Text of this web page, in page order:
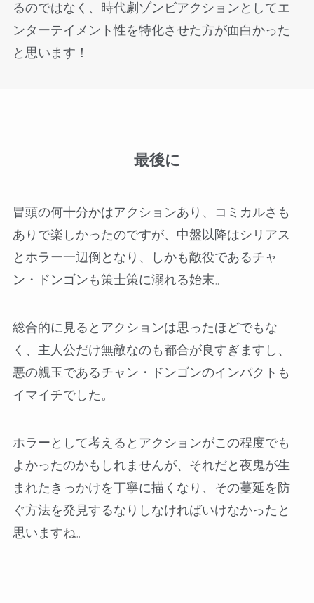
るのではなく、時代劇ゾンビアクションとしてエ
ンターテイメント性を特化させた方が面白かった
と思います！
最後に
冒頭の何十分かはアクションあり、コミカルさも
ありで楽しかったのですが、中盤以降はシリアス
とホラー一辺倒となり、しかも敵役であるチャ
ン・ドンゴンも策士策に溺れる始末。
総合的に見るとアクションは思ったほどでもな
く、主人公だけ無敵なのも都合が良すぎますし、
悪の親玉であるチャン・ドンゴンのインパクトも
イマイチでした。
ホラーとして考えるとアクションがこの程度でも
よかったのかもしれませんが、それだと夜鬼が生
まれたきっかけを丁寧に描くなり、その蔓延を防
ぐ方法を発見するなりしなければいけなかったと
思いますね。